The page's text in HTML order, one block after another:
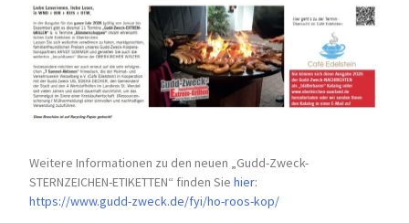
Weitere Informationen zu den neuen „Gudd-Zweck-
STERNZEICHEN-ETIKETTEN“ finden Siehier:
https://www.gudd-zweck.de/fyi/ho-roos-kop/